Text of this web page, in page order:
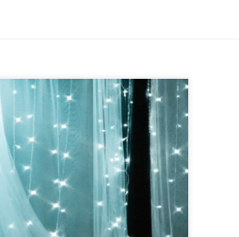
leniwymi, a jej użytkownicy są
może nie być całkowicie
poczują się ospali lub
lenistwem Lenistwo często